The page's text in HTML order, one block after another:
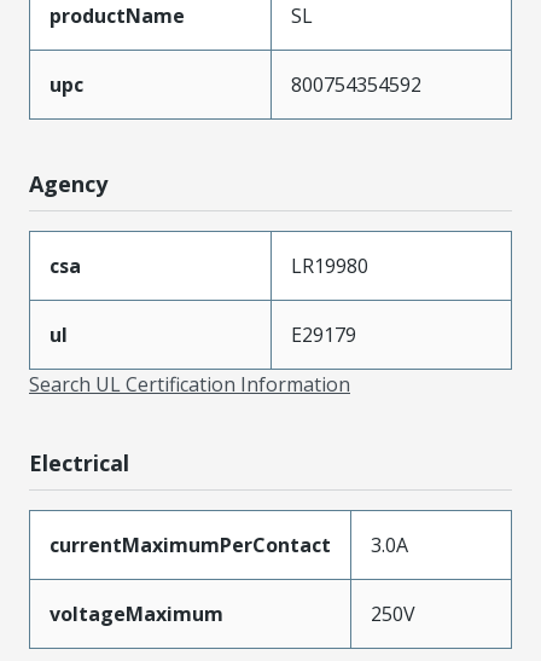
productName SL
upc 800754354592
Agency
csa LR19980
ul
E29179
Search UL Certification Information
Electrical
currentMaximumPerContact 3.0A
voltageMaximum 250V